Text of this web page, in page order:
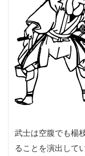
武士は空腹でも楊
ることを演出して